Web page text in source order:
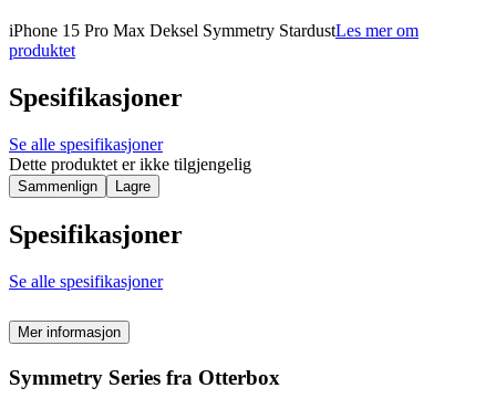
iPhone 15 Pro Max Deksel Symmetry StardustLes mer om
produktet
Spesifikasjoner
Se alle spesifikasjoner
Dette produktet er ikke tilgjengelig
Sammenlign Lagre
Spesifikasjoner
Se alle spesifikasjoner
Mer informasjon
Symmetry Series fra Otterbox